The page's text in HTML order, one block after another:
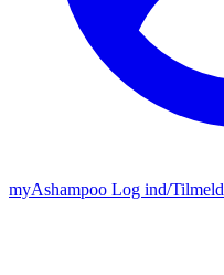
myAshampoo Log ind/Tilmeld